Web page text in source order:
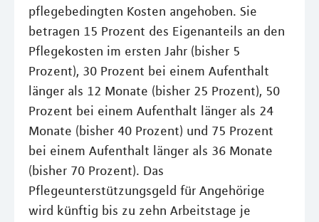
pflegebedingten Kosten angehoben. Sie
betragen 15 Prozent des Eigenanteils an den
Pflegekosten im ersten Jahr (bisher 5
Prozent), 30 Prozent bei einem Aufenthalt
länger als 12 Monate (bisher 25 Prozent), 50
Prozent bei einem Aufenthalt länger als 24
Monate (bisher 40 Prozent) und 75 Prozent
bei einem Aufenthalt länger als 36 Monate
(bisher 70 Prozent). Das
Pflegeunterstützungsgeld für Angehörige
wird künftig bis zu zehn Arbeitstage je